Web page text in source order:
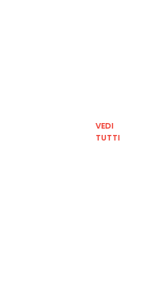
VEDI
TUTTI